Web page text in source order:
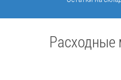
Расходные